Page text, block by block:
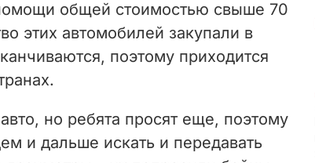
d
e
o
общей стоимостью свыше 70
этих автомобилей закупали в
поэтому приходится
но ребята просят еще, поэтому
и дальше искать и передавать